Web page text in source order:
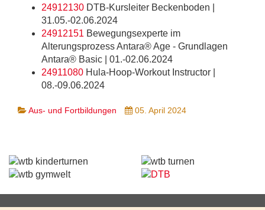
24912130 DTB-Kursleiter Beckenboden |
31.05.-02.06.2024
24912151 Bewegungsexperte im
Alterungsprozess Antara® Age - Grundlagen
Antara® Basic | 01.-02.06.2024
24911080 Hula-Hoop-Workout Instructor |
08.-09.06.2024
Aus- und Fortbildungen 05. April 2024